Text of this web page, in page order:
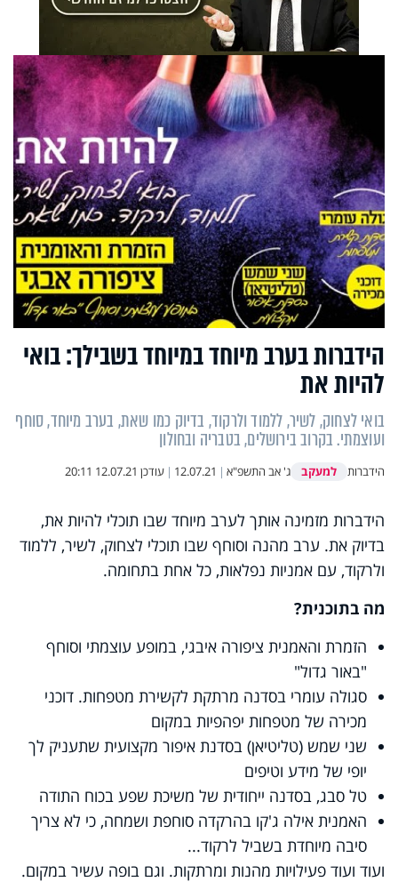
הידברות בערב מיוחד במיוחד בשבילך: בואי
להיות את
בואי לצחוק, לשיר, ללמוד ולרקוד, בדיוק כמו שאת, בערב מיוחד, סוחף
ועוצמתי. בקרוב בירושלים, בטבריה ובחולון
הידברות למעקב ג' אב התשפ"א |
12.07.21
| עודכן 12.07.21 20:11
הידברות מזמינה אותך לערב מיוחד שבו תוכלי להיות את,
בדיוק את. ערב מהנה וסוחף שבו תוכלי לצחוק, לשיר, ללמוד
ולרקוד, עם אמניות נפלאות, כל אחת בתחומה.
מה בתוכנית?
הזמרת והאמנית ציפורה איבגי, במופע עוצמתי וסוחף
"באור גדול"
סגולה עומרי בסדנה מרתקת לקשירת מטפחות. דוכני
מכירה של מטפחות יפהפיות במקום
שני שמש (טליטיאן) בסדנת איפור מקצועית שתעניק לך
יופי של מידע וטיפים
טל סבג, בסדנה ייחודית של משיכת שפע בכוח התודה
האמנית אילה ג'קו בהרקדה סוחפת ושמחה, כי לא צריך
סיבה מיוחדת בשביל לרקוד...
ועוד ועוד פעילויות מהנות ומרתקות. וגם בופה עשיר במקום.